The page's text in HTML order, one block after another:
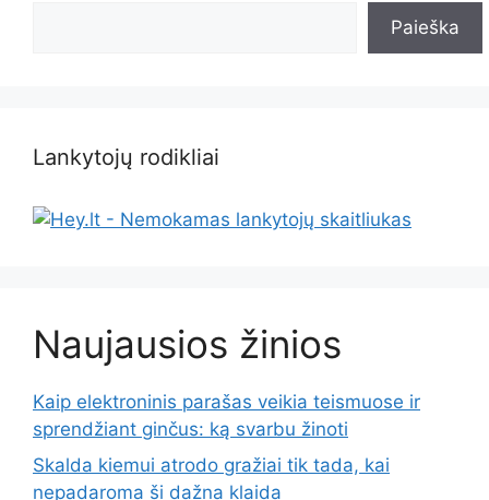
Paieška
Lankytojų rodikliai
Naujausios žinios
Kaip elektroninis parašas veikia teismuose ir
sprendžiant ginčus: ką svarbu žinoti
Skalda kiemui atrodo gražiai tik tada, kai
nepadaroma ši dažna klaida